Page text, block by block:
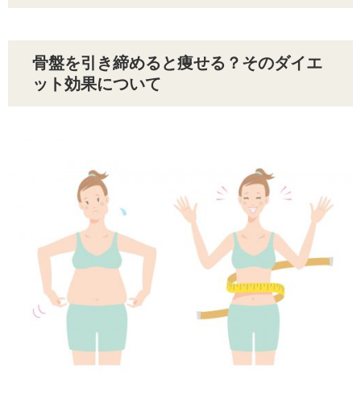
骨盤を引き締めると痩せる？そのダイエ
ット効果について